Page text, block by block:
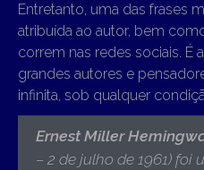
Entretanto, uma das frases
atribuída ao autor, bem
correm nas redes sociais. É
grandes autores e
infinita, sob qualquer
Ernest Miller
– 2 de julho de 1961)